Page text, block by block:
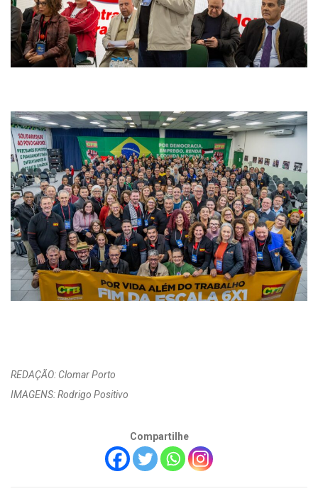
REDAÇÃO: Clomar Porto
IMAGENS: Rodrigo Positivo
Compartilhe